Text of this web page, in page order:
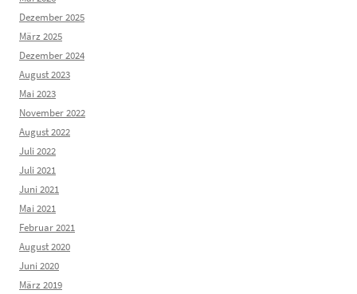
Dezember 2025
März 2025
Dezember 2024
August 2023
Mai 2023
November 2022
August 2022
Juli 2022
Juli 2021
Juni 2021
Mai 2021
Februar 2021
August 2020
Juni 2020
März 2019